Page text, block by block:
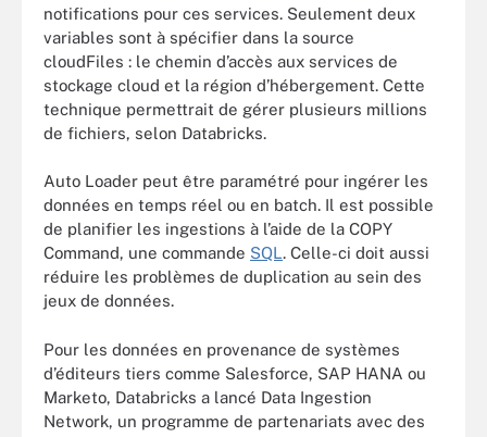
notifications pour ces services. Seulement deux
variables sont à spécifier dans la source
cloudFiles : le chemin d’accès aux services de
stockage cloud et la région d’hébergement. Cette
technique permettrait de gérer plusieurs millions
de fichiers, selon Databricks.
Auto Loader peut être paramétré pour ingérer les
données en temps réel ou en batch. Il est possible
de planifier les ingestions à l’aide de la COPY
Command, une commande SQL. Celle-ci doit aussi
réduire les problèmes de duplication au sein des
jeux de données.
Pour les données en provenance de systèmes
d’éditeurs tiers comme Salesforce, SAP HANA ou
Marketo, Databricks a lancé Data Ingestion
Network, un programme de partenariats avec des